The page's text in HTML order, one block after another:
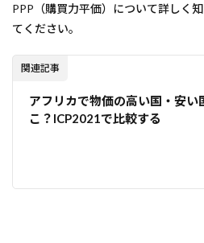
PPP（購買力平価）について詳しく
てください。
関連記事
アフリカで物価の高い国・安い
こ？ICP2021で比較する